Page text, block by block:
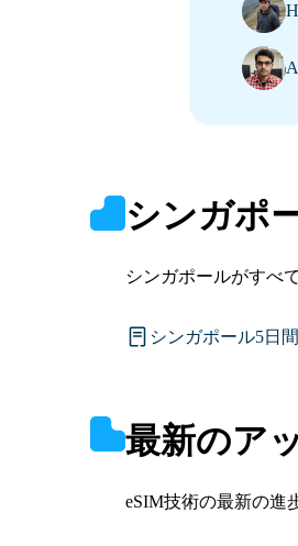
シンガポ
シンガポールがすべ
シンガポール5日
最新のア
eSIM技術の最新の進